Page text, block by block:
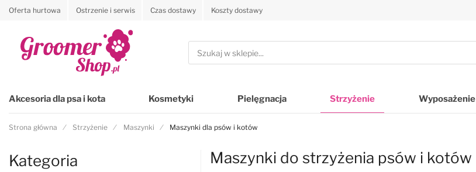
Oferta hurtowa Ostrzenie i serwis Czas dostawy Koszty dostawy
Szukaj
Akcesoria dla psa i kota Kosmetyki Pielęgnacja Strzyżenie Wyposażenie
Strona główna Strzyżenie Maszynki Maszynki dla psów i kotów
Kategoria Maszynki do strzyżenia psów i kotów